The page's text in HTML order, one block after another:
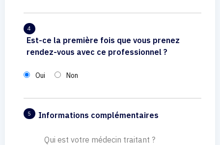
4
Est-ce la première fois que vous prenez
rendez-vous avec ce professionnel ?
Oui Non
5 Informations complémentaires
Qui est votre médecin traitant ?